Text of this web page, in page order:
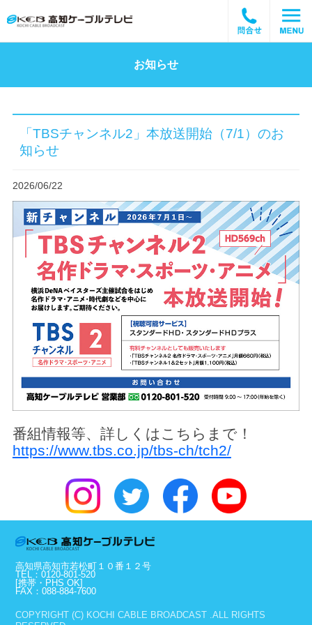
お知らせ
「TBSチャンネル2」本放送開始（7/1）のお
知らせ
2026/06/22
番組情報等、詳しくはこちらまで！
https://www.tbs.co.jp/tbs-ch/tch2/
高知県高知市若松町１０番１２号
TEL：0120-801-520
[携帯・PHS OK]
FAX：088-884-7600
COPYRIGHT (C) KOCHI CABLE BROADCAST .ALL RIGHTS